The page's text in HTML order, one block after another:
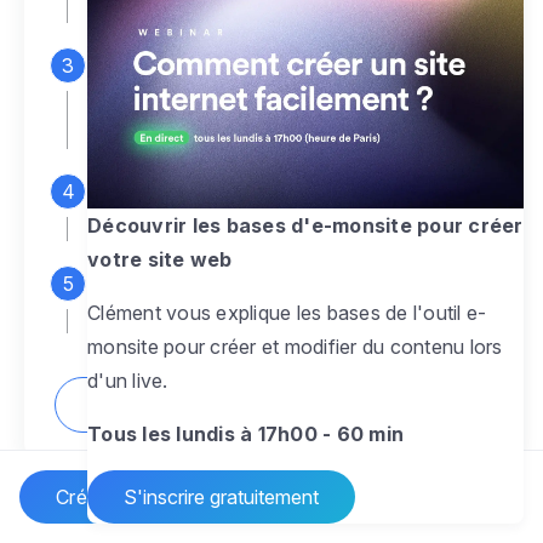
Créer un site Internet
espace d'administration
Personnalisez entièrement le
designpour créer un site web sur-mesure,
à votre image
Ajoutez des pagessans limite pour
présenter votre activité, votre passion
pour rendre votre site dynamique
Découvrir les bases d'e-monsite pour créer
votre site web
Clément vous explique les bases de l'outil e-
monsite pour créer et modifier du contenu lors
d'un live.
Tous les lundis à 17h00 - 60 min
S'inscrire gratuitement